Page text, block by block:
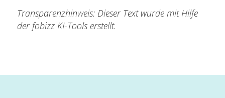
Transparenzhinweis: Dieser Text wurde mit Hilfe
der fobizz KI-Tools erstellt.